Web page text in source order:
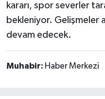
kararı, spor severler
bekleniyor. Gelişmeler
devam edecek.
Muhabir: Haber Merkezi